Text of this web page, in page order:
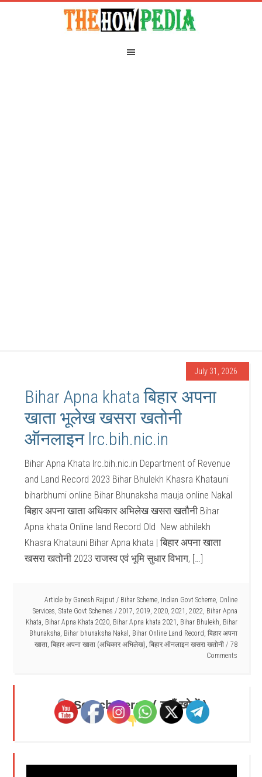
July 31, 2026
Bihar Apna khata बिहार अपना
खाता भूलेख खसरा खतोनी
ऑनलाइन lrc.bih.nic.in
Bihar Apna Khata lrc.bih.nic.in Department of Revenue
and Land Record 2023 Bihar Bhulekh Khasra Khatauni
biharbhumi online Bihar Bhunaksha mauja online Nakal
बिहार अपना खाता अधिकार अभिलेख खसरा खतौनी Bihar
Apna khata Online land Record Old New abhilekh
Khasra Khatauni Bihar Apna khata | बिहार अपना खाता
खसरा खतोनी 2023 राजस्व एवं भूमि सुधार विभाग, […]
Article by Ganesh Rajput / Bihar Scheme, Indian Govt Scheme, Online
Services, State Govt Schemes / 2017, 2019, 2020, 2021 , 2022, Bihar Apna
Khata, Bihar Apna Khata 2020, Bihar Apna khata 2021 , Bihar Bhulekh, Bihar
Bhunaksha, Bihar bhunaksha Nakal , Bihar Online Land Record, बिहार अपना
खाता, बिहार अपना खाता (अधिकार अभिलेख), बिहार ऑनलाइन खसरा खतोनी
78
Comments
Search Here - ( यहाँ खोजें )